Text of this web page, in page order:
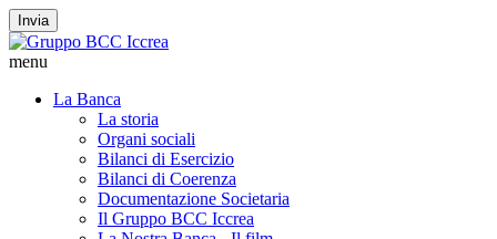
Invia
menu
La Banca
La storia
Organi sociali
Bilanci di Esercizio
Bilanci di Coerenza
Documentazione Societaria
Il Gruppo BCC Iccrea